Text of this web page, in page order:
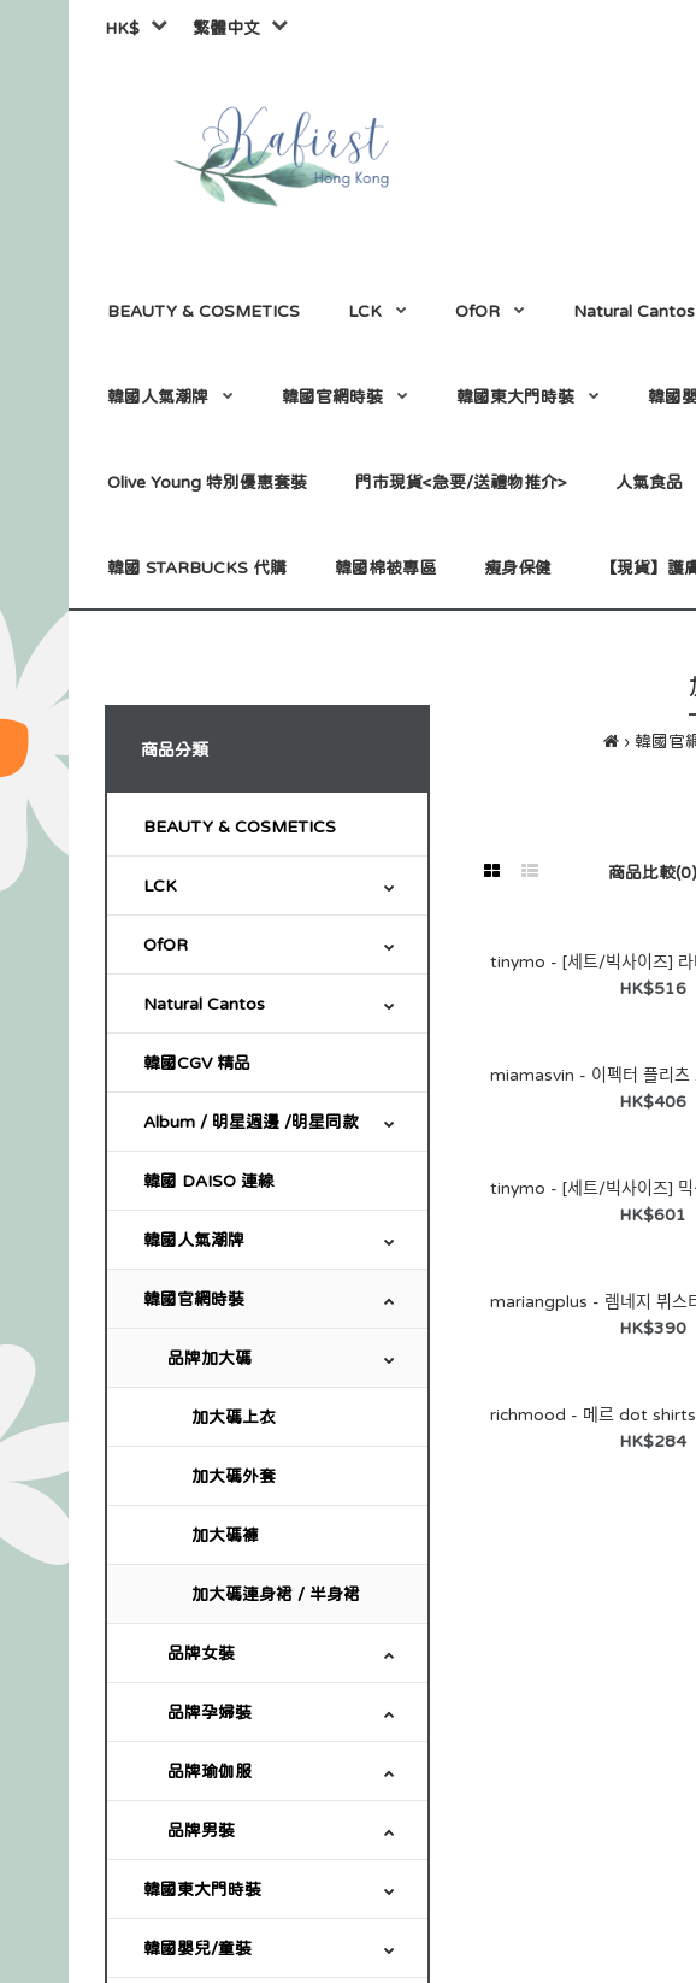
HK$ 繁體中文
BEAUTY & COSMETICS LCK OfOR Natural Cantos
韓國人氣潮牌 韓國官網時裝 韓國東大門時裝 韓國
Olive Young 特別優惠套裝 門市現貨<急要/送禮物推介> 人氣食品
韓國 STARBUCKS 代購 韓國棉被專區 瘦身保健 【現貨】護
韓國官
商品分類
BEAUTY & COSMETICS
LCK
OfOR
Natural Cantos
韓國CGV 精品
Album / 明星週邊 /明星同款
韓國 DAISO 連線
韓國人氣潮牌
韓國官網時裝
品牌加大碼
加大碼上衣
加大碼外套
加大碼褲
加大碼連身裙 / 半身裙
品牌女裝
品牌孕婦裝
品牌瑜伽服
品牌男裝
韓國東大門時裝
韓國嬰兒/童裝
商品比較(0)
HK$516
HK$406
HK$601
HK$390
HK$284